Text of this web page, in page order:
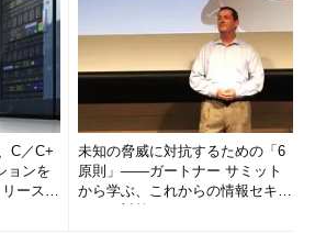
C／C+
ョンを
ースを
未知の脅威に対抗するための「6
原則」――ガートナー サミット
から学ぶ、これからの情報セキュ